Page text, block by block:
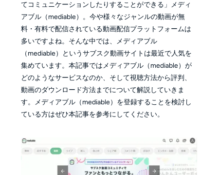
てコミュニケーションしたりすることができる」メディ
アブル（mediable）。今や様々なジャンルの動画が無
料・有料で配信されている動画配信プラットフォームは
多いですよね。そんな中では、メディアブル
（mediable）というサブスク動画サイトは最近で人気を
集めています。本記事ではメディアブル（mediable）が
どのようなサービスなのか、そして視聴方法から評判、
動画のダウンロード方法までについて解説していきま
す。メディアブル（mediable）を登録することを検討し
ている方はぜひ本記事を参考にしてください。